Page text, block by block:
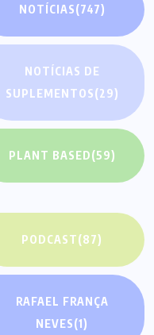
NOTÍCIAS(747)
NOTÍCIAS DE
SUPLEMENTOS(29)
PLANT BASED(59)
PODCAST(87)
RAFAEL FRANÇA
NEVES(1)